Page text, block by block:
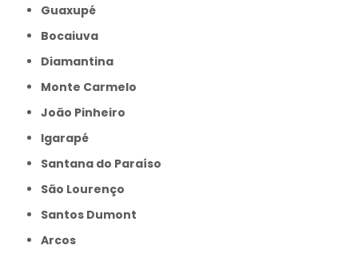
Guaxupé
Bocaiuva
Diamantina
Monte Carmelo
João Pinheiro
Igarapé
Santana do Paraíso
São Lourenço
Santos Dumont
Arcos